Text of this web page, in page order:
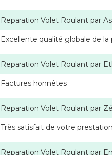
Reparation Volet Roulant par
Excellente qualité globale de la
Reparation Volet Roulant par
Factures honnêtes
Reparation Volet Roulant par
Très satisfait de votre
Reparation Volet Roulant par